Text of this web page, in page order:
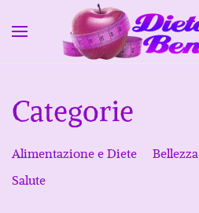
Skip to main content
Categorie
Alimentazione e Diete Bellezza
Salute